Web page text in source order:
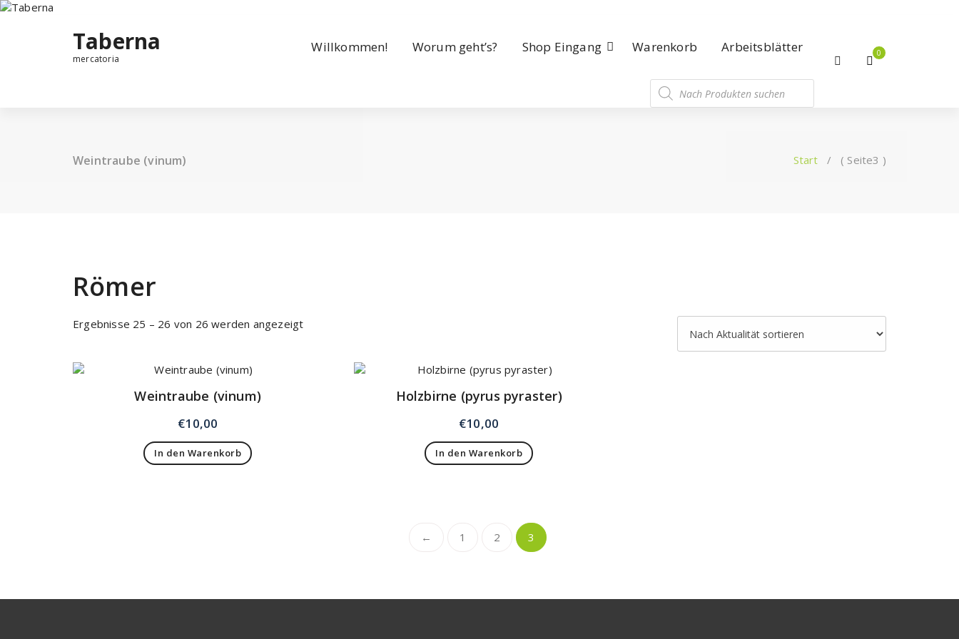
Taberna
mercatoria
Willkommen! Worum geht’s? Shop Eingang Warenkorb Arbeitsblätter 0
Weintraube (vinum) Start / ( Seite3 )
Römer
Ergebnisse 25 – 26 von 26 werden angezeigt
Weintraube (vinum)
€10,00
In den Warenkorb
Holzbirne (pyrus pyraster)
€10,00
In den Warenkorb
← 1 2 3